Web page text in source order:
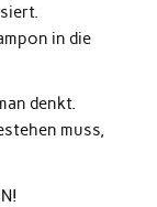
in die
denkt.
muss,